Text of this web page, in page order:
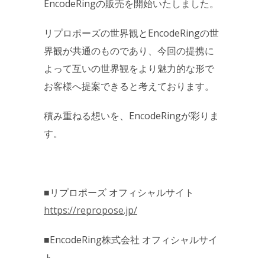
EncodeRingの販売を開始いたしました。
リプロポーズの世界観とEncodeRingの世
界観が共通のものであり、今回の提携に
よって互いの世界観をより魅力的な形で
お客様へ提案できると考えております。
積み重ねる想いを、EncodeRingが彩りま
す。
■リプロポーズ オフィシャルサイト
https://repropose.jp/
■EncodeRing株式会社 オフィシャルサイ